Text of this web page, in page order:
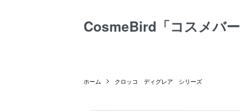
CosmeBird「コスメバー
ホーム クロッコ ディグレア シリーズ